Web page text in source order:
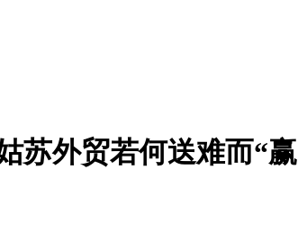
苏外贸若何送难而“赢